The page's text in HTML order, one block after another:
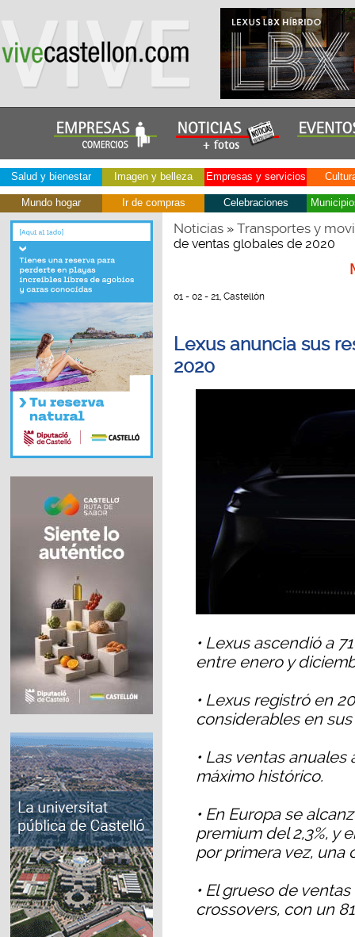
Salud y bienestar Imagen y belleza Empresas y servicios
Mundo hogar Ir de compras Celebraciones
Noticias» Transportes y
de ventas globales de 2020
01 - 02 - 21, Castellón
Lexus anuncia sus
2020
• Lexus ascendió a
entre enero y
• Lexus registró en
considerables en sus
• Las ventas
máximo histórico.
• En Europa se
premium del 2,3%, y
por primera vez, una
• El grueso de
crossovers, con un